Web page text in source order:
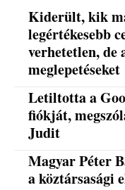
Kiderült, kik
legértékesebb
verhetetlen, de
meglepetéseket
Letiltotta a
fiókját,
Judit
Magyar Péter
a köztársasági